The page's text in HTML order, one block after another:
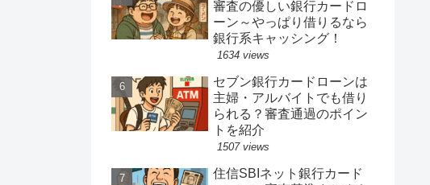
審査の優しい銀行カードロ
ーン～やっぱり借りるなら
銀行系キャッシング！
1634 views
セブン銀行カードローンは
主婦・アルバイトでも借り
られる？審査通過のポイン
トを紹介
1507 views
住信SBIネット銀行カード